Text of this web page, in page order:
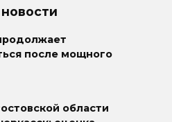
после мощного
области